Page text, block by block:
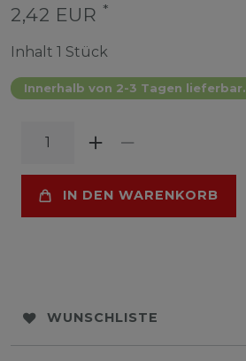
2,42 EUR *
Inhalt 1 Stück
Innerhalb von 2-3 Tagen lieferbar.
IN DEN WARENKORB
WUNSCHLISTE